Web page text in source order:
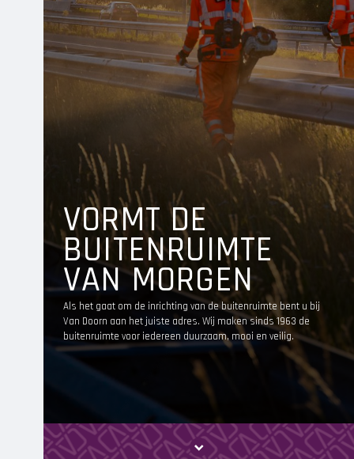
VORMT DE
BUITENRUIMTE
VAN MORGEN
Als het gaat om de inrichting van de buitenruimte bent u bij
Van Doorn aan het juiste adres. Wij maken sinds 1963 de
buitenruimte voor iedereen duurzaam, mooi en veilig.